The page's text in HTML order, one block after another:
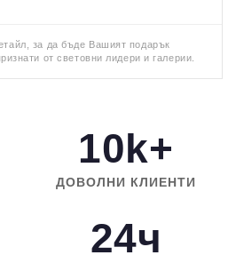
за да бъде Вашият подарък
от световни лидери и галерии.
10k+
ДОВОЛНИ КЛИЕНТИ
24ч